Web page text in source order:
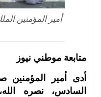
أمير المؤمنين
متابعة موطني نيوز
أدى أمير المؤمنين
السادس، نصره